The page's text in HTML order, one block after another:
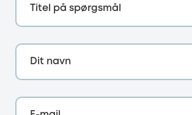
Titel på spørgsmål
Dit navn